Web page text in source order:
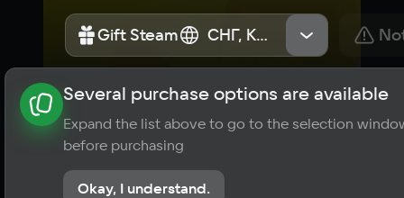
Gift Steam СНГ, Казахстан, Россия
About the game News Publications
? Player ratings
No reviews
Gift Steam СНГ, Казахстан, Россия
Several purchase options are available
Expand the list above to go to the selection
before purchasing
Okay, I understand.